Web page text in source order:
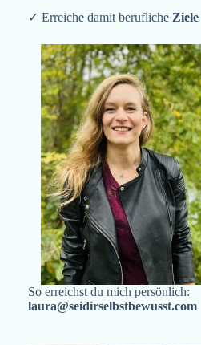
✓ Erreiche damit berufliche Ziele
So erreichst du mich persönlich:
laura@seidirselbstbewusst.com